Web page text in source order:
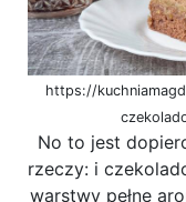
https://
No to jest
rzeczy: i
warstwy pełne